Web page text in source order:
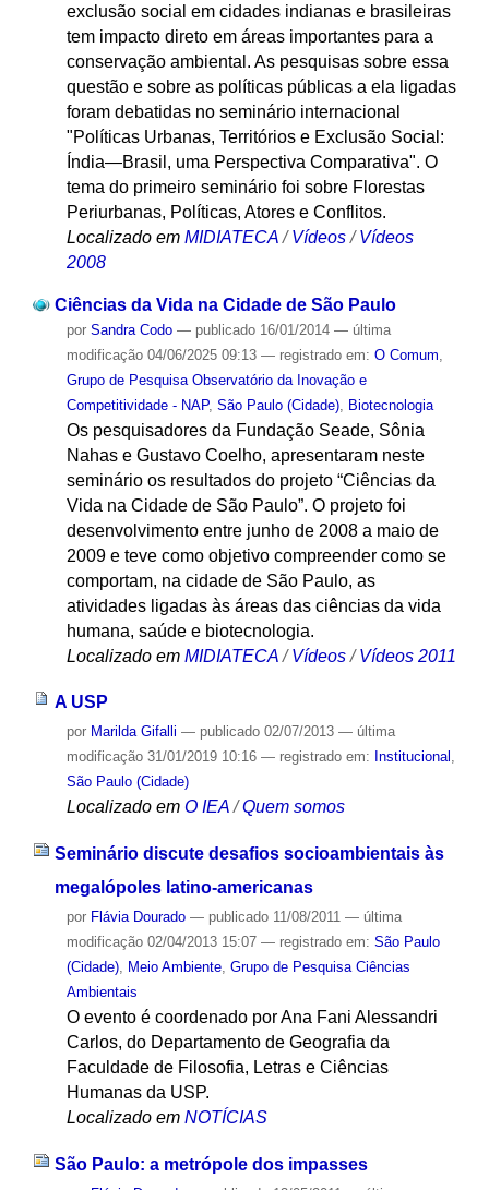
exclusão social em cidades indianas e brasileiras
tem impacto direto em áreas importantes para a
conservação ambiental. As pesquisas sobre essa
questão e sobre as políticas públicas a ela ligadas
foram debatidas no seminário internacional
"Políticas Urbanas, Territórios e Exclusão Social:
Índia—Brasil, uma Perspectiva Comparativa". O
tema do primeiro seminário foi sobre Florestas
Periurbanas, Políticas, Atores e Conflitos.
Localizado em MIDIATECA /Vídeos /Vídeos
2008
Ciências da Vida na Cidade de São Paulo
por Sandra Codo — publicado16/01/2014 — última
modificação04/06/2025 09:13 — registrado em: O Comum
Grupo de Pesquisa Observatório da Inovação e
Competitividade - NAP, São Paulo (Cidade), Biotecnologia
Os pesquisadores da Fundação Seade, Sônia
Nahas e Gustavo Coelho, apresentaram neste
seminário os resultados do projeto “Ciências da
Vida na Cidade de São Paulo”. O projeto foi
desenvolvimento entre junho de 2008 a maio de
2009 e teve como objetivo compreender como se
comportam, na cidade de São Paulo, as
atividades ligadas às áreas das ciências da vida
humana, saúde e biotecnologia.
Localizado em MIDIATECA /Vídeos /Vídeos 2011
A USP
por Marilda Gifalli — publicado02/07/2013 — última
modificação31/01/2019 10:16 — registrado em: Institucional ,
São Paulo (Cidade)
Localizado em O IEA /Quem somos
Seminário discute desafios socioambientais às
megalópoles latino-americanas
por Flávia Dourado — publicado11/08/2011 — última
modificação02/04/2013 15:07 — registrado em: São Paulo
(Cidade), Meio Ambiente, Grupo de Pesquisa Ciências
Ambientais
O evento é coordenado por Ana Fani Alessandri
Carlos, do Departamento de Geografia da
Faculdade de Filosofia, Letras e Ciências
Humanas da USP.
Localizado em NOTÍCIAS
São Paulo: a metrópole dos impasses